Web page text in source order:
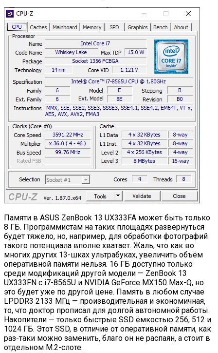
Памяти в ASUS ZenBook 13 UX333FA может быть только
8 ГБ. Программистам на таких площадях развернуться
будет тяжело, но, например, для обработки фотографий
такого потенциала вполне хватает. Жаль, что как во
многих других 13-шках ультрабуках, увеличить объём
оперативной памяти нельзя. 16 ГБ доступно только
среди модификаций другой модели — ZenBook 13
UX333FN с i7-8565U и NVIDIA GeForce MX150 Max-Q, но
это будет уже по другой цене. Память в любом случае
LPDDR3 2133 МГц — производительная и экономичная,
то, что доктор прописал для долгой автономной работы.
Накопители — только быстрые SSD ёмкостью 256, 512 и
1024 ГБ. Этот SSD, в отличие от оперативной памяти, как
раз-таки можно заменить, благо он не распаян, а стоит в
отдельном M.2-слоте.